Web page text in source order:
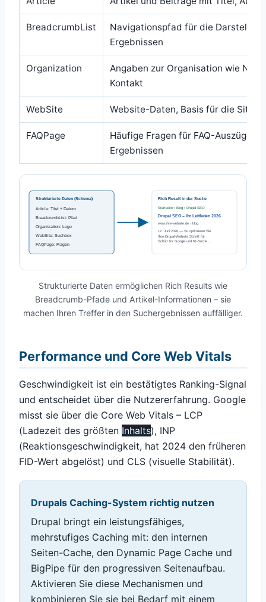
BreadcrumbList
Navigationspfad für die
Ergebnissen
Organization
Angaben zur Organisation wie
Kontakt
WebSite Website-Daten, Basis für die
FAQPage
Häufige Fragen für FAQ-Auszüge in
Ergebnissen
Strukturierte Daten (Schema)
Article: Titel + Datum
BreadcrumbList: Pfad
Organization: Logo
WebSite: Suchbox
FAQPage: Fragen
Rich Result in der Suche
Startseite › Blog › Drupal SEO
Drupal SEO – Ihr Leitfaden 2026
www.ihre-website.de › blog
12. Juni 2026 — So optimieren Sie
Ihre Drupal-Website Schritt für
Schritt für Google und KI-Suche …
Strukturierte Daten ermöglichen Rich Results wie
Breadcrumb-Pfade und Artikel-Informationen – sie
machen Ihren Treffer in den Suchergebnissen auffälliger.
Performance und Core Web Vitals
Geschwindigkeit ist ein bestätigtes Ranking-Signal
und entscheidet über die Nutzererfahrung. Google
misst sie über die Core Web Vitals – LCP
(Ladezeit des größten Inhalts), INP
(Reaktionsgeschwindigkeit, hat 2024 den früheren
FID-Wert abgelöst) und CLS (visuelle Stabilität).
Drupals Caching-System richtig nutzen
Drupal bringt ein leistungsfähiges,
mehrstufiges Caching mit: den internen
Seiten-Cache, den Dynamic Page Cache und
BigPipe für den progressiven Seitenaufbau.
Aktivieren Sie diese Mechanismen und
kombinieren Sie sie bei Bedarf mit einem